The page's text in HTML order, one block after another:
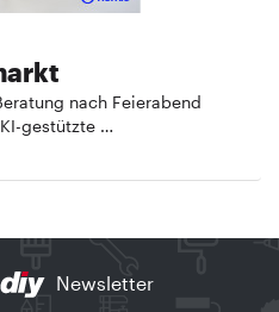
nach Feierabend
gestützte …
Newsletter